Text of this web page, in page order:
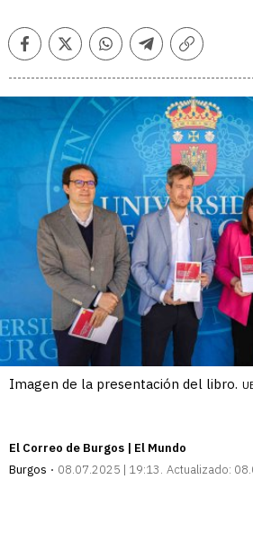
FacebookTwitterWhatsappTelegramCopiar
Imagen de la presentación del libro.
El Correo de Burgos | El Mundo
Burgos
08.07.2025 | 19:13 Actualizado: